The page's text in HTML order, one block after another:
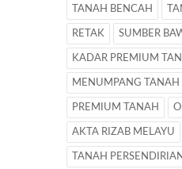
TANAH BENCAH
RETAK SUMBER
KADAR PREMIUM
MENUMPANG TANAH
PREMIUM TANAH
AKTA RIZAB MELAYU
TANAH PERSENDIRIAN